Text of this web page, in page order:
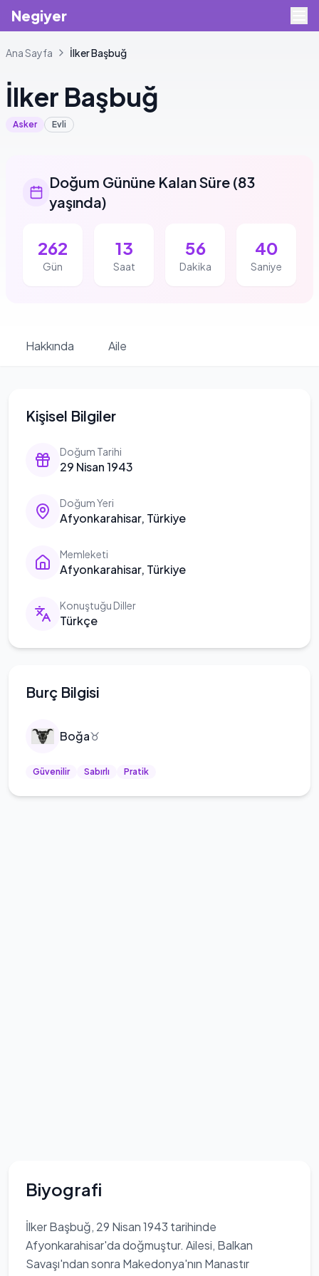
Negiyer
Ana Sayfa İlkerBaşbuğ
İlker Başbuğ
Asker Evli
Doğum Gününe Kalan Süre (83
yaşında)
262
Gün
13
Saat
56
Dakika
39
Saniye
Hakkında Aile
Kişisel Bilgiler
Doğum Tarihi
29 Nisan 1943
Doğum Yeri
Afyonkarahisar, Türkiye
Memleketi
Afyonkarahisar, Türkiye
Konuştuğu Diller
Türkçe
Burç Bilgisi
Boğa♉
Güvenilir Sabırlı Pratik
Biyografi
İlker Başbuğ, 29 Nisan 1943 tarihinde
Afyonkarahisar'da doğmuştur. Ailesi, Balkan
Savaşı'ndan sonra Makedonya'nın Manastır